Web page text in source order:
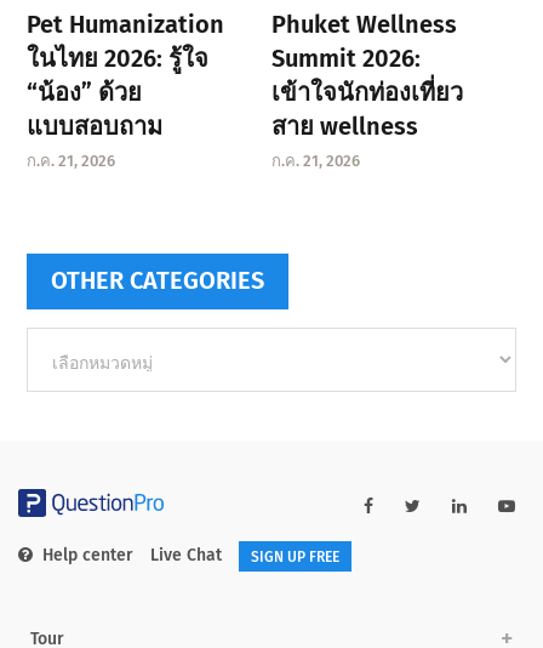
Pet Humanization
ในไทย 2026: รู้ใจ
“น้อง” ด้วย
แบบสอบถาม
ก.ค. 21, 2026
Phuket Wellness
Summit 2026:
เข้าใจนักท่องเที่ยว
สาย wellness
ก.ค. 21, 2026
OTHER CATEGORIES
categories
Help center Live Chat SIGN UP FREE
Tour